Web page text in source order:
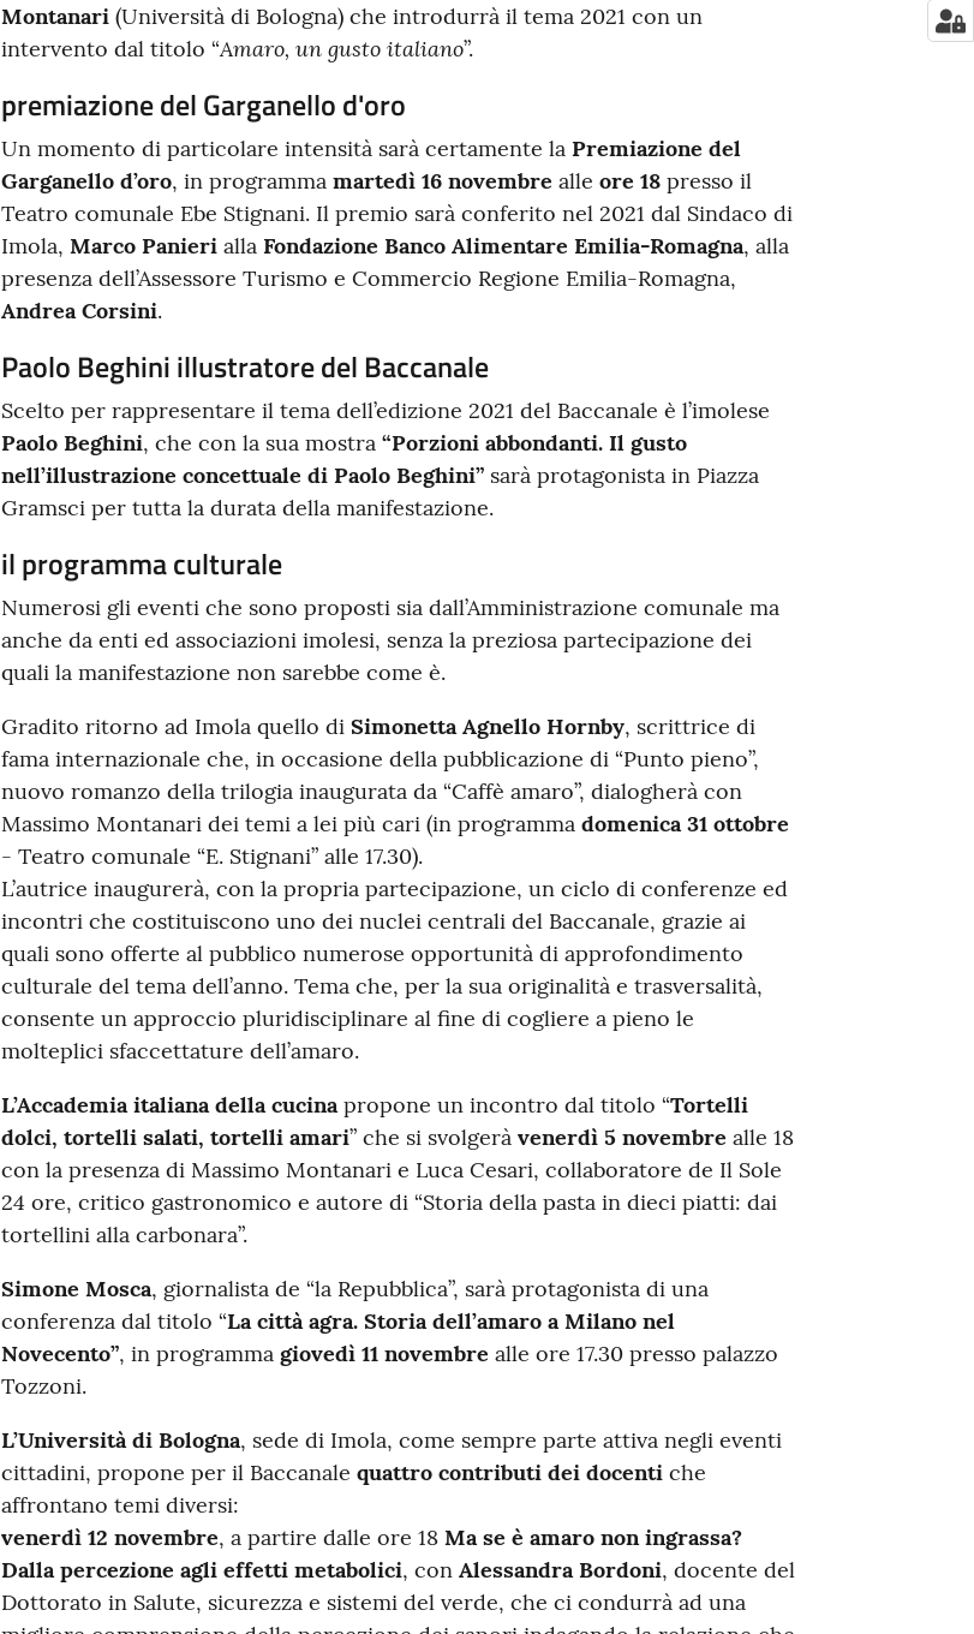
Montanari (Università di Bologna) che introdurrà il tema 2021 con un
intervento dal titolo “Amaro, un gusto italiano”.
premiazione del Garganello d'oro
Un momento di particolare intensità sarà certamente la Premiazione del
Garganello d’oro, in programma martedì 16 novembre alle ore 18 presso il
Teatro comunale Ebe Stignani. Il premio sarà conferito nel 2021 dal Sindaco di
Imola, Marco Panieri alla Fondazione Banco Alimentare Emilia-Romagna, alla
presenza dell’Assessore Turismo e Commercio Regione Emilia-Romagna,
Andrea Corsini.
Paolo Beghini illustratore del Baccanale
Scelto per rappresentare il tema dell’edizione 2021 del Baccanale è l’imolese
Paolo Beghini, che con la sua mostra “Porzioni abbondanti. Il gusto
nell’illustrazione concettuale di Paolo Beghini” sarà protagonista in Piazza
Gramsci per tutta la durata della manifestazione.
il programma culturale
Numerosi gli eventi che sono proposti sia dall’Amministrazione comunale ma
anche da enti ed associazioni imolesi, senza la preziosa partecipazione dei
quali la manifestazione non sarebbe come è.
Gradito ritorno ad Imola quello di Simonetta Agnello Hornby, scrittrice di
fama internazionale che, in occasione della pubblicazione di “Punto pieno”,
nuovo romanzo della trilogia inaugurata da “Caffè amaro”, dialogherà con
Massimo Montanari dei temi a lei più cari (in programma domenica 31 ottobre
- Teatro comunale “E. Stignani” alle 17.30).
L’autrice inaugurerà, con la propria partecipazione, un ciclo di conferenze ed
incontri che costituiscono uno dei nuclei centrali del Baccanale, grazie ai
quali sono offerte al pubblico numerose opportunità di approfondimento
culturale del tema dell’anno. Tema che, per la sua originalità e trasversalità,
consente un approccio pluridisciplinare al fine di cogliere a pieno le
molteplici sfaccettature dell’amaro.
L’Accademia italiana della cucinapropone un incontro dal titolo “Tortelli
dolci, tortelli salati, tortelli amari” che si svolgerà venerdì 5 novembre alle 18
con la presenza di Massimo Montanari e Luca Cesari, collaboratore de Il Sole
24 ore, critico gastronomico e autore di “Storia della pasta in dieci piatti: dai
tortellini alla carbonara”.
Simone Mosca, giornalista de “la Repubblica”, sarà protagonista di una
conferenza dal titolo “La città agra. Storia dell’amaro a Milano nel
Novecento”, in programma giovedì 11 novembre alle ore 17.30 presso palazzo
Tozzoni.
L’Università di Bologna, sede di Imola, come sempre parte attiva negli eventi
cittadini, propone per il Baccanale quattro contributi dei docenti che
affrontano temi diversi:
venerdì 12 novembre, a partire dalle ore 18 Ma se è amaro non ingrassa?
Dalla percezione agli effetti metabolici, con Alessandra Bordoni, docente del
Dottorato in Salute, sicurezza e sistemi del verde, che ci condurrà ad una